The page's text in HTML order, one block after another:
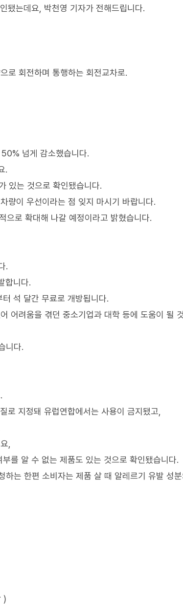
됐는데요, 박천영 기자가 전해드립니다.
로 회전하며 통행하는 회전교차로.
넘게 감소했습니다.
.
있는 것으로 확인됐습니다.
량이 우선이라는 점 잊지 마시기 바랍니다.
으로 확대해 나갈 예정이라고 밝혔습니다.
.
합니다.
석 달간 무료로 개방됩니다.
어려움을 겪던 중소기업과 대학 등에 도움이 될
니다.
로 지정돼 유럽연합에서는 사용이 금지됐고,
,
를 알 수 없는 제품도 있는 것으로 확인됐습니다.
는 한편 소비자는 제품 살 때 알레르기 유발 성
)